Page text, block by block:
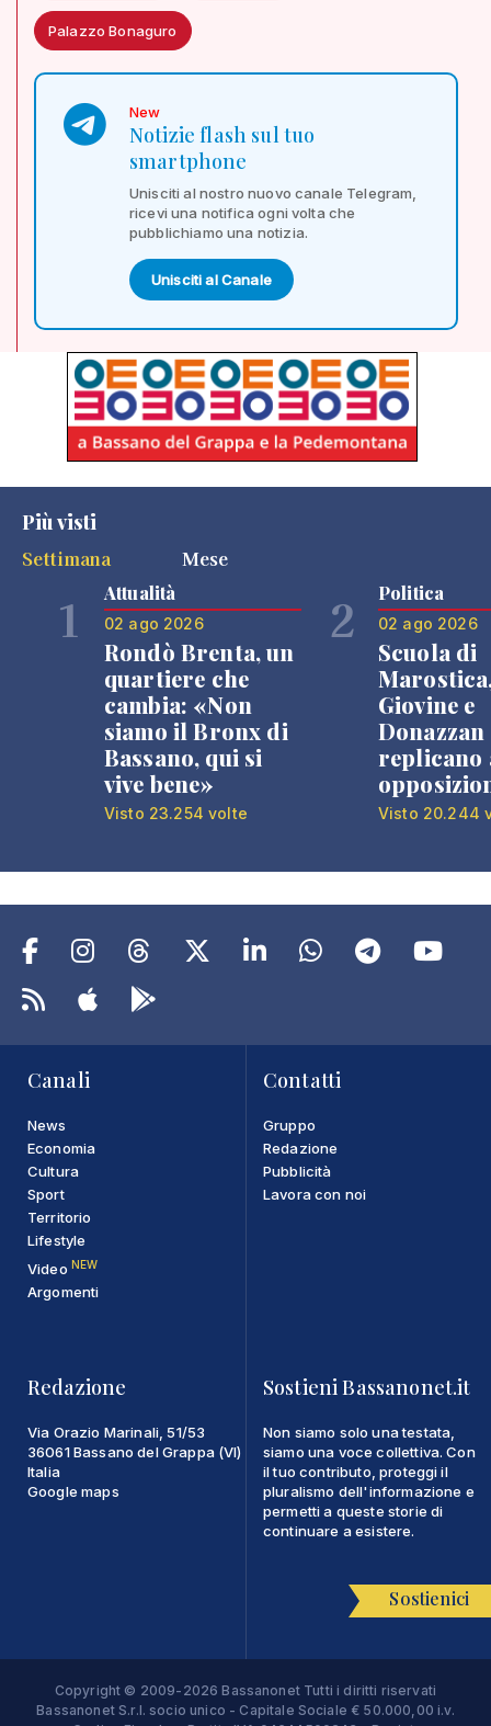
Palazzo Bonaguro
New
Notizie flash sul tuo
smartphone
Unisciti al nostro nuovo canale Telegram,
ricevi una notifica ogni volta che
pubblichiamo una notizia.
Unisciti al Canale
Più visti
Settimana
Mese
1 Attualità
02 ago 2026
Rondò Brenta, un
quartiere che
cambia: «Non
siamo il Bronx di
Bassano, qui si
vive bene»
Visto 23.254 volte
2 Politica
02 ago 2026
Scuola di
Giovine e
Donazzan
replicano
Visto 20.244
Canali
News
Economia
Cultura
Sport
Territorio
Lifestyle
Video NEW
Argomenti
Contatti
Gruppo
Redazione
Pubblicità
Lavora con noi
Redazione
Via Orazio Marinali, 51/53
36061 Bassano del Grappa (VI)
Italia
Google maps
Sostieni Bassanonet.it
Non siamo solo una testata,
siamo una voce collettiva. Con
il tuo contributo, proteggi il
pluralismo dell'informazione e
permetti a queste storie di
continuare a esistere.
Sostienici
Copyright © 2009-2026 Bassanonet Tutti i diritti riservati
Bassanonet S.r.l. socio unico - Capitale Sociale € 50.000,00 i.v.